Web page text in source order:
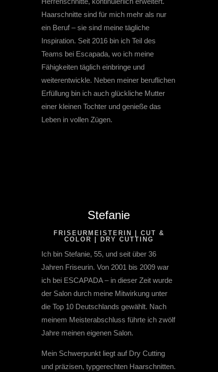
Haarschnitte sind für mich mehr als nur
ein Beruf – sie sind meine tägliche
Inspiration. Seit 2016 bin ich Teil des
Teams bei Escapada, wo ich meine
Fähigkeiten täglich einbringe und
weiterentwickle. Neben meiner beruflichen
Erfüllung bin ich auch glückliche Mutter
einer kleinen Tochter und genieße das
Leben in vollen Zügen.
Stefanie
FRISEURMEISTERIN | CUT &
COLOR | DRY CUTTING
Ich bin Stefanie, 55, und seit über 36
Jahren Friseurin. Von 2001 bis 2009 war
ich bei ESCAPADA – in dieser Zeit wurde
der Salon durch meine Mitwirkung unter
die Top 10 Deutschlands gewählt. Nach
meinem Meisterabschluss führte ich zwölf
Jahre meinen eigenen Salon.
Mein Schwerpunkt liegt auf Dry Cutting
und präzisen, typgerechten Haarschnitten.